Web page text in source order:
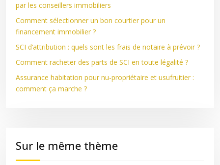
par les conseillers immobiliers
Comment sélectionner un bon courtier pour un
financement immobilier ?
SCI d’attribution : quels sont les frais de notaire à prévoir ?
Comment racheter des parts de SCI en toute légalité ?
Assurance habitation pour nu-propriétaire et usufruitier :
comment ça marche ?
Sur le même thème